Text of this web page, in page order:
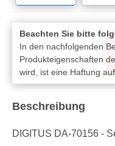
Beachten Sie bitte
In den nachfolgenden
Produkteigenschaften
wird, ist eine Haftung
Beschreibung
DIGITUS DA-70156 -